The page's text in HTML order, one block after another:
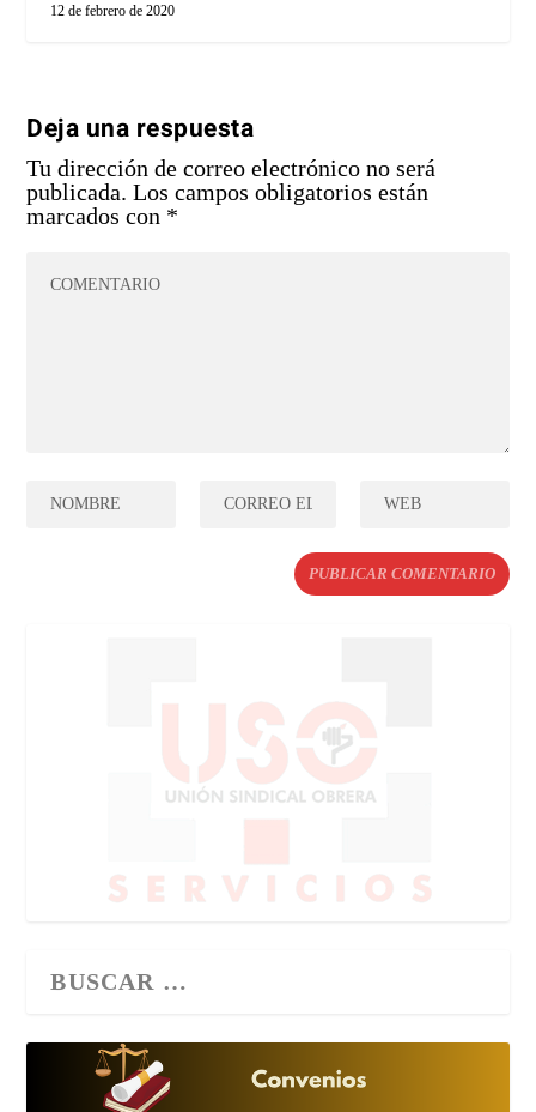
12 de febrero de 2020
Deja una respuesta
Tu dirección de correo electrónico no será
publicada. Los campos obligatorios están
marcados con *